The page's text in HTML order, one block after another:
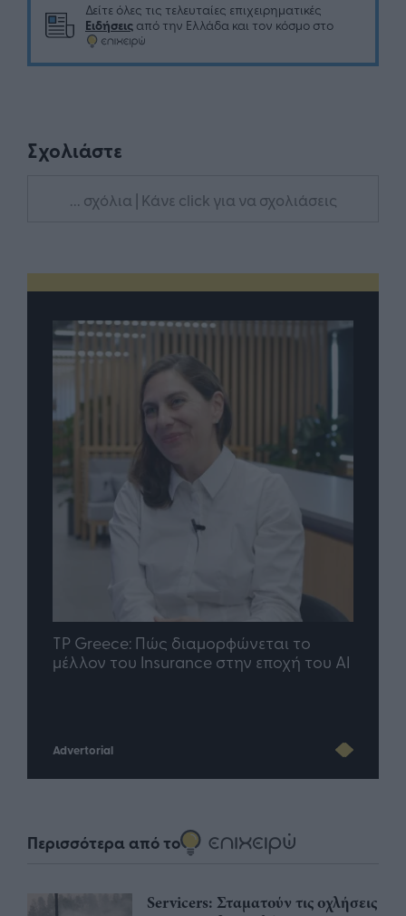
Δείτε όλες τις τελευταίες επιχειρηματικές
Ειδήσεις από την Ελλάδα και τον κόσμο στο
Σχολιάστε
... σχόλια | Κάνε click για να σχολιάσεις
TP Greece: Πώς διαμορφώνεται το
μέλλον του Insurance στην εποχή του AI
Advertorial
Περισσότερα από το
Servicers: Σταματούν τις οχλήσεις